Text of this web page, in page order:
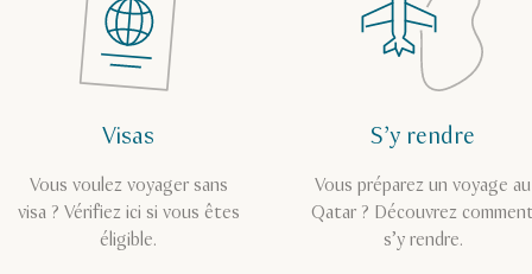
Visas
Vous voulez voyager sans
visa ? Vérifiez ici si vous êtes
éligible.
S’y rendre
Vous préparez un voyage au
Qatar ? Découvrez
s’y rendre.